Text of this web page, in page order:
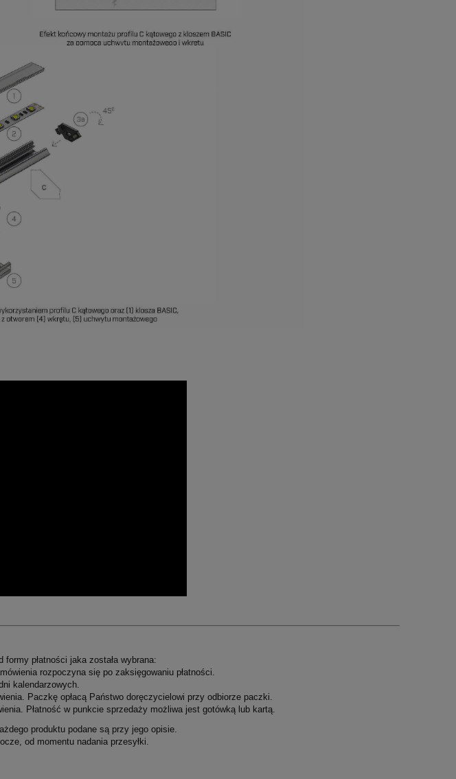
płatności jaka została wybrana:
rozpoczyna się po zaksięgowaniu płatności.
kalendarzowych.
Paczkę opłacą Państwo doręczycielowi przy odbiorze paczki.
Płatność w punkcie sprzedaży możliwa jest gotówką lub kartą.
produktu podane są przy jego opisie.
od momentu nadania przesyłki.